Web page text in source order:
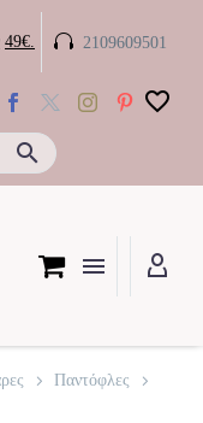
49€. 
 2109609501
Παντόφλες